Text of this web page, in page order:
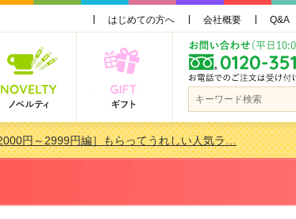
はじめての方へ 会社概要 Q&A
円～2999円編］もらってうれしい人気ラ…
気ランキング 更新しました！
円～2999円編］もらってうれしい人気ラ…
とは？ 更新しました！